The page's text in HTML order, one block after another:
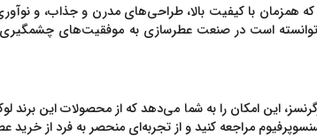
با کیفیت بالا، طراحی‌های مدرن و جذاب، و
توانسته است در صنعت عطرسازی به موفقیت‌های
این امکان را به شما می‌دهد که از محصولات این
مراجعه کنید و از تجربه‌ای منحصر به فرد از خرید